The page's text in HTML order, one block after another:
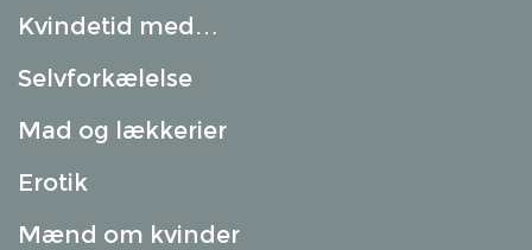
Kvindetid med…
Selvforkælelse
Mad og lækkerier
Erotik
Mænd om kvinder